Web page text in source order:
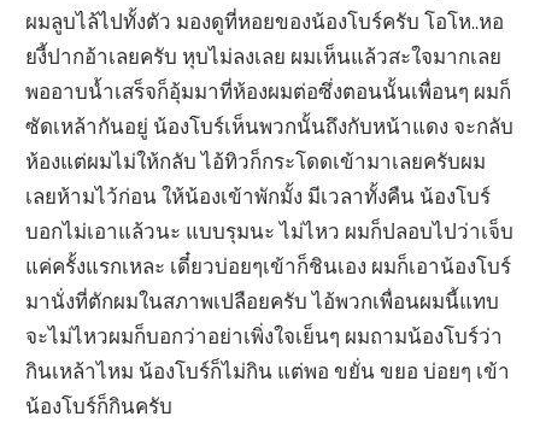
ผมลูบไล้ไปทั้งตัว มองดูที่หอยของน้องโบร์ครับ โอโห..หอ
ยงี้ปากอ้าเลยครับ หุบไม่ลงเลย ผมเห็นแล้วสะใจมากเลย
พออาบน้ำเสร็จก็อุ้มมาที่ห้องผมต่อซึ่งตอนนั้นเพื่อนๆ ผมก็
ซัดเหล้ากันอยู่ น้องโบร์เห็นพวกนั้นถึงกับหน้าแดง จะกลับ
ห้องแต่ผมไม่ให้กลับ ไอ้ทิวก็กระโดดเข้ามาเลยครับผม
เลยห้ามไว้ก่อน ให้น้องเข้าพักมั้ง มีเวลาทั้งคืน น้องโบร์
บอกไม่เอาแล้วนะ แบบรุมนะ ไม่ไหว ผมก็ปลอบไปว่าเจ็บ
แค่ครั้งแรกเหละ เดี๋ยวบ่อยๆเข้าก็ชินเอง ผมก็เอาน้องโบร์
มานั่งที่ตักผมในสภาพเปลือยครับ ไอ้พวกเพื่อนผมนี้แทบ
จะไม่ไหวผมก็บอกว่าอย่าเพิ่งใจเย็นๆ ผมถามน้องโบร์ว่า
กินเหล้าไหม น้องโบร์ก็ไม่กิน แต่พอ ขยั่น ขยอ บ่อยๆ เข้า
น้องโบร์ก็กินครับ